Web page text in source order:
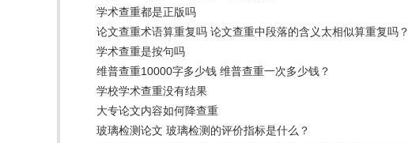
学术查重都是正版吗
论文查重术语算重复吗 论文查重中段落的含义太相似算重复吗？
学术查重是按句吗
维普查重10000字多少钱 维普查重一次多少钱？
学校学术查重没有结果
大专论文内容如何降查重
玻璃检测论文 玻璃检测的评价指标是什么？